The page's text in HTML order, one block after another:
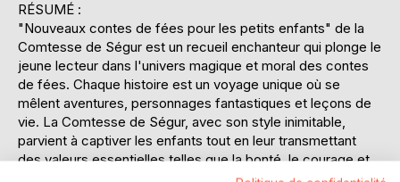
RÉSUMÉ :
"Nouveaux contes de fées pour les petits enfants" de la
Comtesse de Ségur est un recueil enchanteur qui plonge le
jeune lecteur dans l'univers magique et moral des contes
de fées. Chaque histoire est un voyage unique où se
mêlent aventures, personnages fantastiques et leçons de
vie. La Comtesse de Ségur, avec son style inimitable,
parvient à captiver les enfants tout en leur transmettant
des valeurs essentielles telles que la bonté, le courage et
la générosité. Les contes, bien que variés dans leurs